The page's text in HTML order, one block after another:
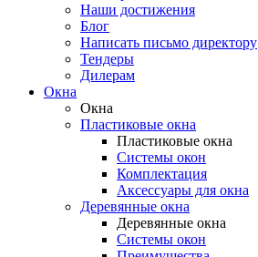
Наши достижения
Блог
Написать письмо директору
Тендеры
Дилерам
Окна
Окна
Пластиковые окна
Пластиковые окна
Системы окон
Комплектация
Аксессуары для окна
Деревянные окна
Деревянные окна
Системы окон